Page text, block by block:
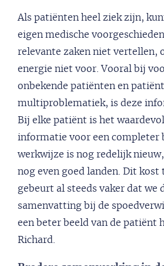
Als patiënten heel ziek zijn,
eigen medische
relevante zaken niet vertellen,
energie niet voor. Vooral bij
onbekende patiënten en
multiproblematiek, is deze
Bij elke patiënt is het
informatie voor een completer
werkwijze is nog redelijk
nog even goed landen. Dit kost
gebeurt al steeds vaker dat we
samenvatting bij de
een beter beeld van de patiënt
Richard.